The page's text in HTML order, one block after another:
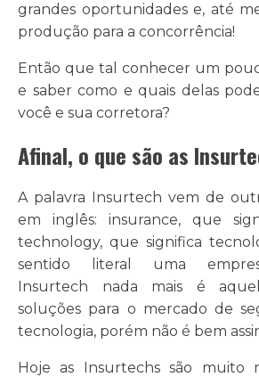
grandes oportunidades e, até
produção para a concorrência!
Então que tal conhecer um
e saber como e quais delas
você e sua corretora?
Afinal, o que são as
A palavra Insurtech vem de
em inglês: insurance, que
technology, que significa
sentido literal uma
Insurtech nada mais é
soluções para o mercado de
tecnologia, porém não é bem
Hoje as Insurtechs são muito